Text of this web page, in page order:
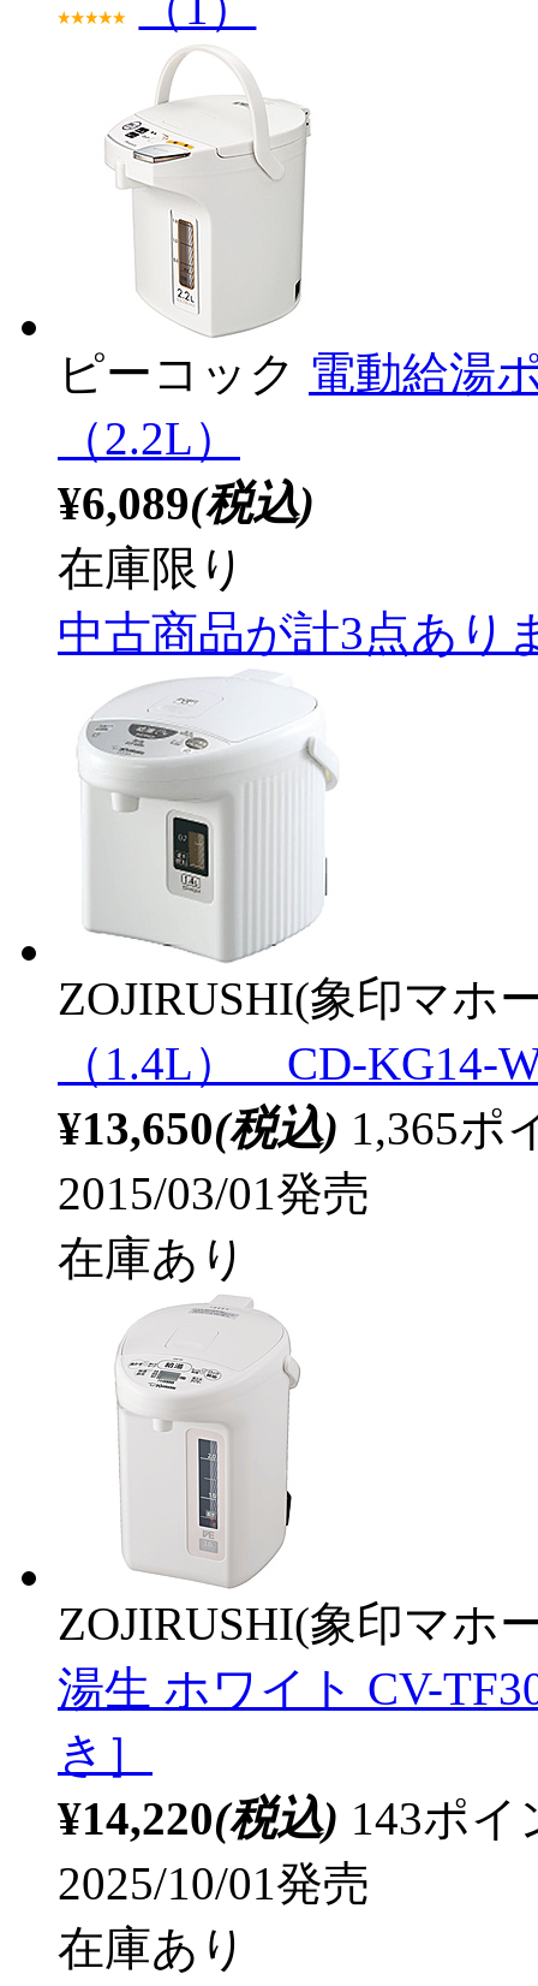
ピーコック 電動給湯
（2.2L）
¥6,089(税込)
在庫限り
中古商品が計3点あり
ZOJIRUSHI(象印マホ
（1.4L） CD-KG14-
¥13,650(税込) 1,365ポ
2015/03/01発売
在庫あり
ZOJIRUSHI(象印マホ
湯生 ホワイト CV-
き］
¥14,220(税込) 143ポ
2025/10/01発売
在庫あり